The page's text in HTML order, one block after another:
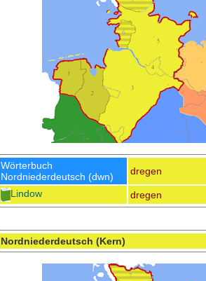
Wörterbuch
Nordniederdeutsch (dwn)
dregen
Lindow
dregen
Nordniederdeutsch (Kern)